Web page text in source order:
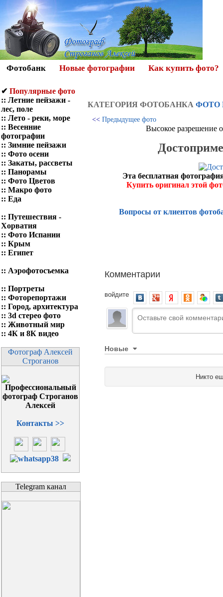
Фотобанк Новые фотографии Как купить фото?
✔ Популярные фото
:: Летние пейзажи -
лес, поле
:: Лето - реки, море
:: Весенние
фотографии
:: Зимние пейзажи
:: Фото осени
:: Закаты, рассветы
:: Панорамы
:: Фото Цветов
:: Макро фото
:: Еда
:: Путешествия -
Хорватия
:: Фото Испании
:: Крым
:: Египет
:: Аэрофотосъемка
:: Портреты
:: Фоторепортажи
:: Город, архитектура
:: 3d стерео фото
:: Животный мир
:: 4К и 8К видео
Фотограф Алексей
Строганов
Контакты >>
Telegram канал
КАТЕГОРИЯ ФОТOБАНКА ФОТО
<< Предыдущее фото
Высокое разрешение
Эта бесплатная
Купить оригинал этой
Вопросы от клиентов
Комментарии
войдите
Новые
Никто